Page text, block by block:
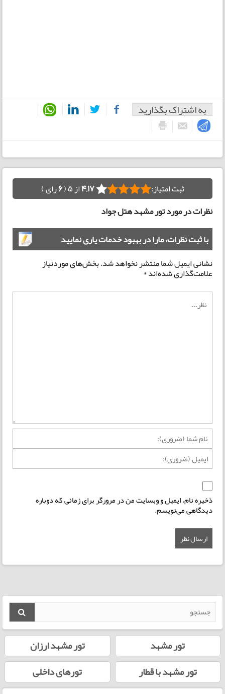
به اشتراک بگذارید
ثبت امتیاز: 4,17از 5 ( 6رای )
نظرات در مورد تور مشهد هتل جواد
با ثبت نظرات، مارا در بهبود خدمات یاری نمایید
نشانی ایمیل شما منتشر نخواهد شد.بخش‌های موردنیاز
علامت‌گذاری شده‌اند*
ذخیره نام، ایمیل و وبسایت من در مرورگر برای زمانی که دوباره
دیدگاهی می‌نویسم.
تور مشهد
تور مشهد ارزان
تور مشهد با قطار
تورهای داخلی